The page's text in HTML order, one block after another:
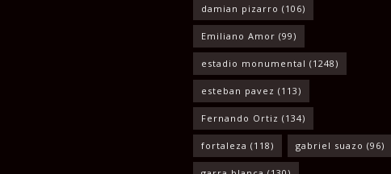
damian pizarro (106)
Emiliano Amor (99)
estadio monumental (1248)
esteban pavez (113)
Fernando Ortiz (134)
fortaleza (118) gabriel suazo (96)